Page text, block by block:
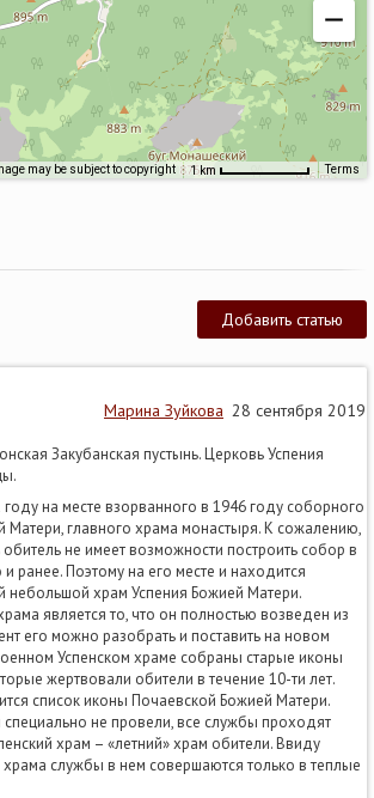
may be subject to copyright 1 km Terms
Добавить статью
Марина Зуйкова 28 сентября 2019
Закубанская пустынь. Церковь Успения
на месте взорванного в 1946 году соборного
Матери, главного храма монастыря. К сожалению,
не имеет возможности построить собор в
ранее. Поэтому на его месте и находится
небольшой храм Успения Божией Матери.
является то, что он полностью возведен из
его можно разобрать и поставить на новом
Успенском храме собраны старые иконы
жертвовали обители в течение 10-ти лет.
список иконы Почаевской Божией Матери.
специально не провели, все службы проходят
храм – «летний» храм обители. Ввиду
храма службы в нем совершаются только в теплые